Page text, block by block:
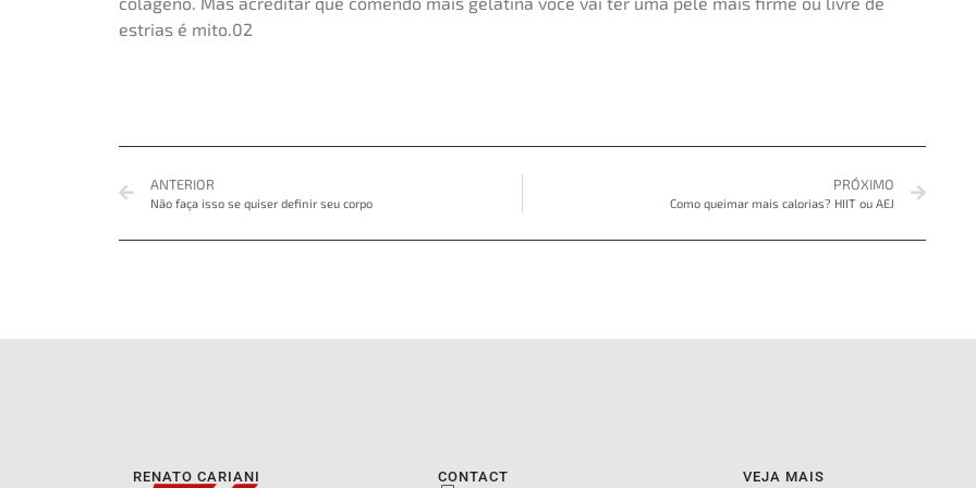
estrias é mito.02
ANTERIOR
Não faça isso se quiser definir seu corpo
PRÓXIMO
Como queimar mais calorias? HIIT ou AEJ
RENATO CARIANI
CONTACT
VEJA MAIS